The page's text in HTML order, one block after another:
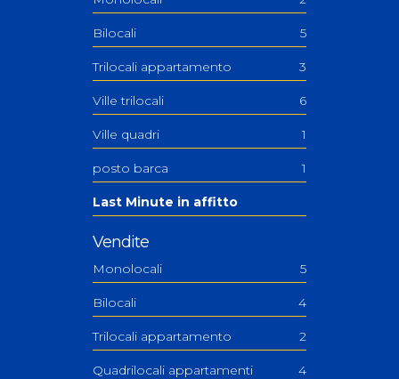
Bilocali 5
Trilocali appartamento 3
Ville trilocali 6
Ville quadri 1
posto barca 1
Last Minute in affitto
Vendite
Monolocali 5
Bilocali 4
Trilocali appartamento 2
Quadrilocali appartamenti 4